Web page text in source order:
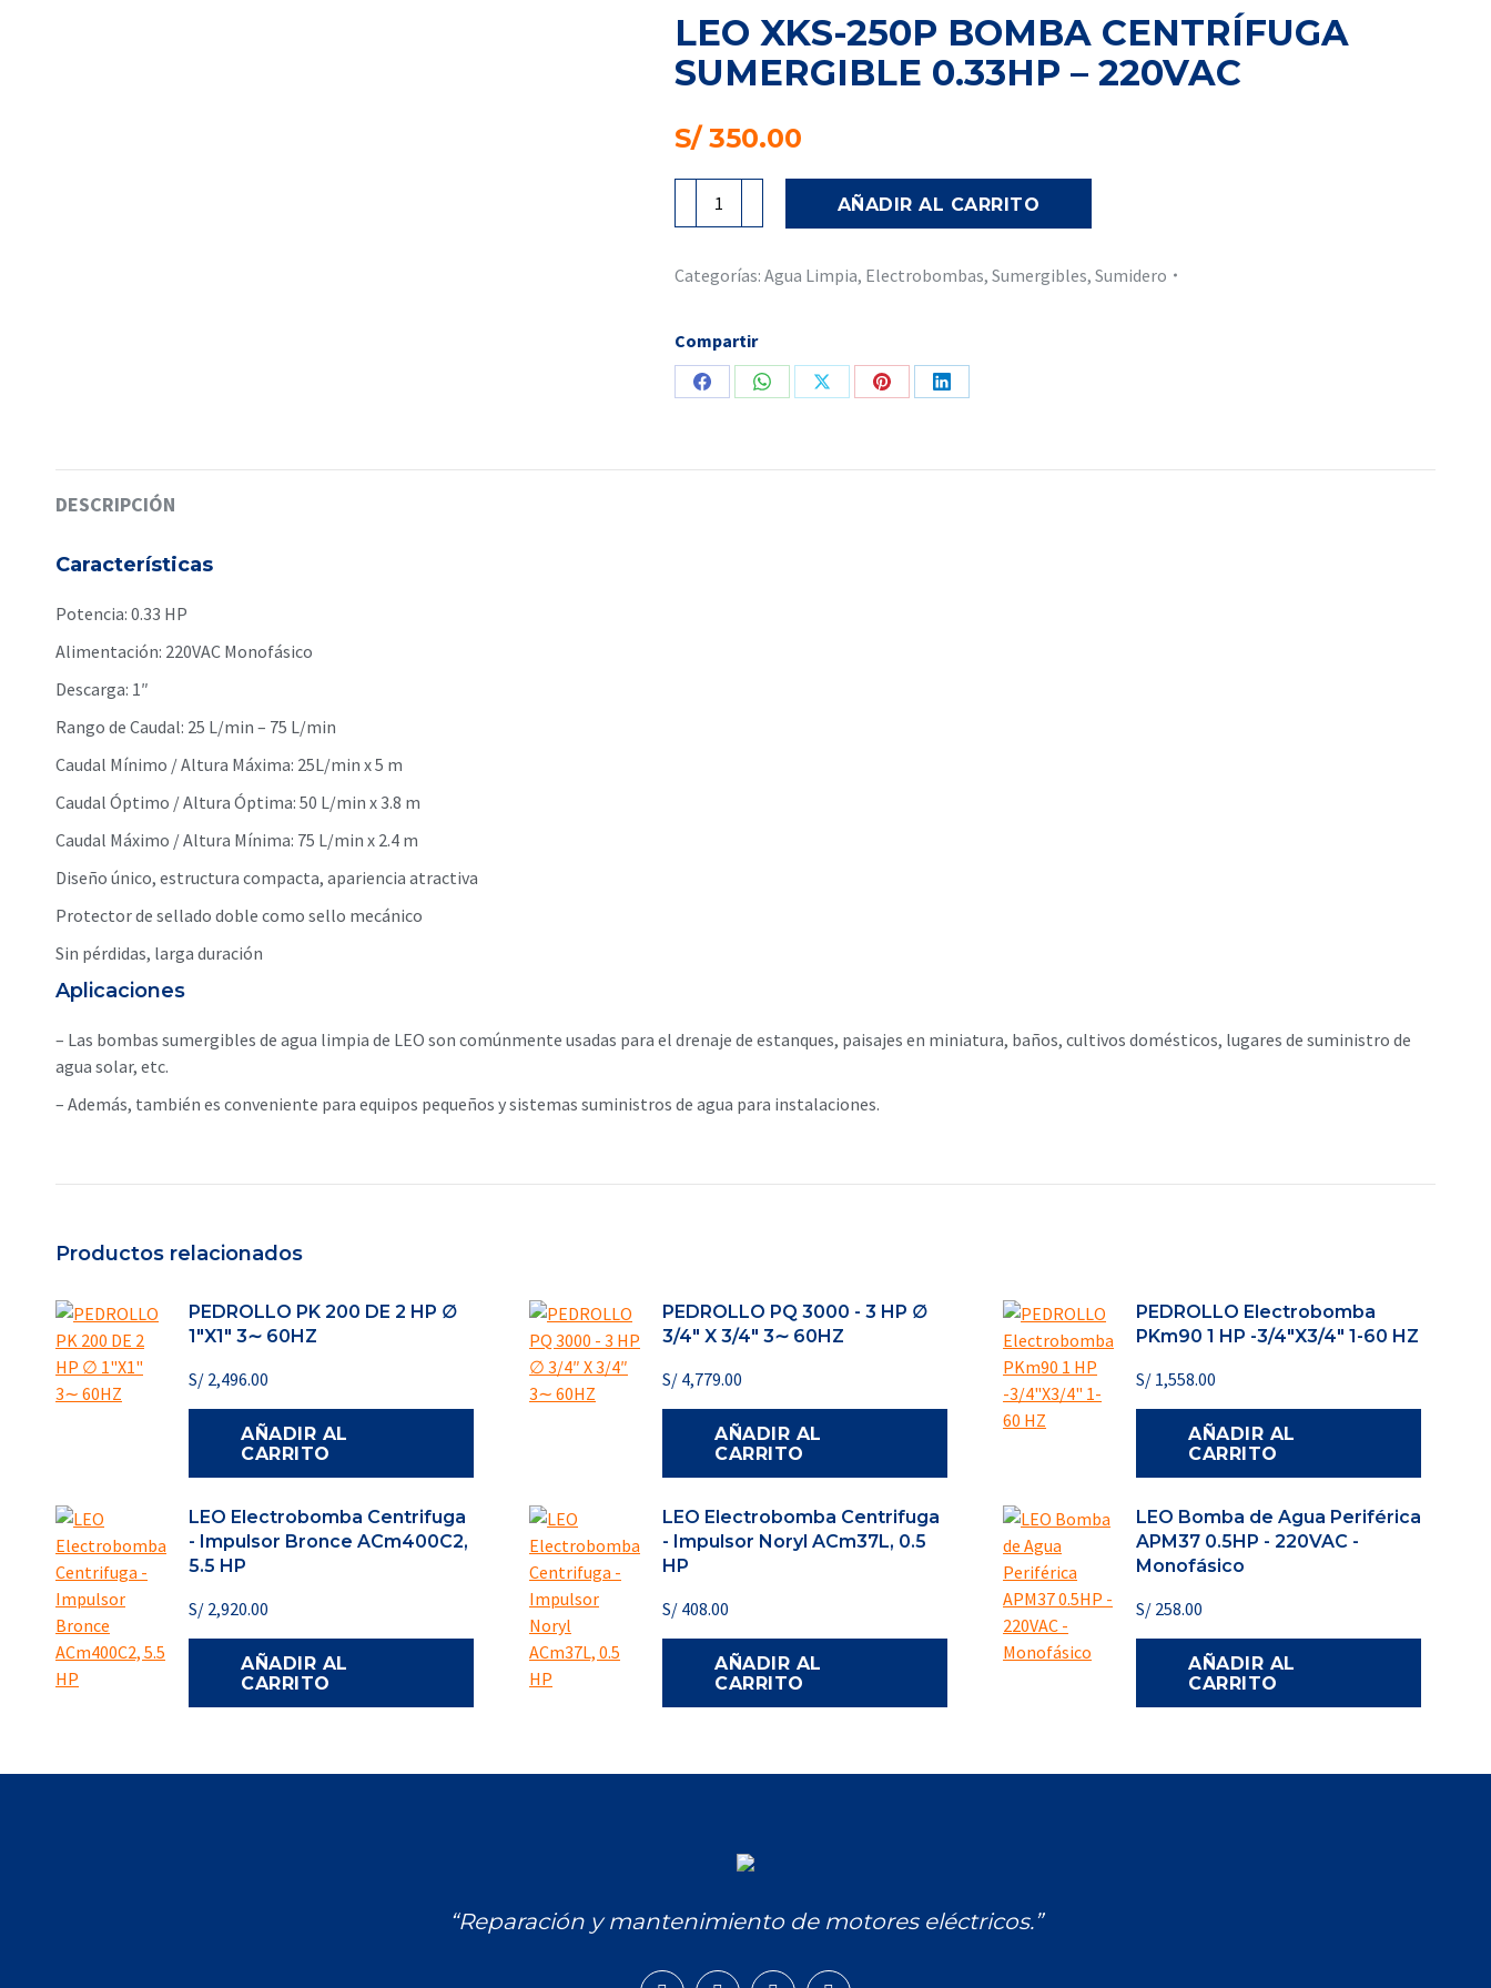
LEO XKS-250P BOMBA CENTRÍFUGA
SUMERGIBLE 0.33HP – 220VAC
S/350.00
Bomba
0.33HP
220VAC
AÑADIR AL CARRITO
Categorías: Agua Limpia, Electrobombas, Sumergibles, Sumidero
Compartir
Share
Share
Share
Share
Share
DESCRIPCIÓN
Características
Potencia: 0.33 HP
Alimentación: 220VAC Monofásico
Descarga: 1″
Rango de Caudal: 25 L/min – 75 L/min
Caudal Mínimo / Altura Máxima: 25L/min x 5 m
Caudal Óptimo / Altura Óptima: 50 L/min x 3.8 m
Caudal Máximo / Altura Mínima: 75 L/min x 2.4 m
Diseño único, estructura compacta, apariencia atractiva
Protector de sellado doble como sello mecánico
Sin pérdidas, larga duración
Aplicaciones
– Las bombas sumergibles de agua limpia de LEO son comúnmente usadas para el drenaje de estanques, paisajes en miniatura, baños, cultivos domésticos, lugares de suministro de
agua solar, etc.
– Además, también es conveniente para equipos pequeños y sistemas suministros de agua para instalaciones.
Productos relacionados
PEDROLLO PK 200 DE 2 HP ∅
1"X1" 3∼ 60HZ
S/ 2,496.00
AÑADIR AL
CARRITO
PEDROLLO PQ 3000 - 3 HP ∅
3/4″ X 3/4″ 3∼ 60HZ
S/ 4,779.00
AÑADIR AL
CARRITO
PEDROLLO Electrobomba
PKm90 1 HP -3/4"X3/4" 1-60 HZ
S/ 1,558.00
AÑADIR AL
CARRITO
LEO Electrobomba Centrifuga
- Impulsor Bronce ACm400C2,
5.5 HP
S/ 2,920.00
AÑADIR AL
CARRITO
LEO Electrobomba Centrifuga
- Impulsor Noryl ACm37L, 0.5
HP
S/ 408.00
AÑADIR AL
CARRITO
LEO Bomba de Agua Periférica
APM37 0.5HP - 220VAC -
Monofásico
S/ 258.00
AÑADIR AL
CARRITO
“Reparación y mantenimiento de motores eléctricos.”